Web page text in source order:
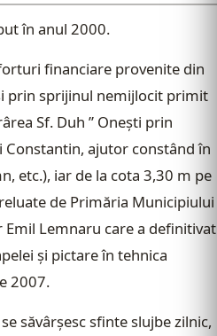
în anul 2000.
financiare provenite din
prin sprijinul nemijlocit primit
Sf. Duh ” Oneşti prin
ajutor constând în
etc.), iar de la cota 3,30 m pe
de Primăria Municipiului
Lemnaru care a definitivat
şi pictare în tehnica
2007.
săvârşesc sfinte slujbe zilnic,